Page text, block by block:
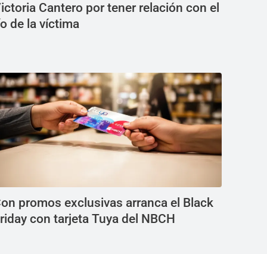
Cantero por tener relación con el
de la víctima
promos exclusivas arranca el Black
con tarjeta Tuya del NBCH